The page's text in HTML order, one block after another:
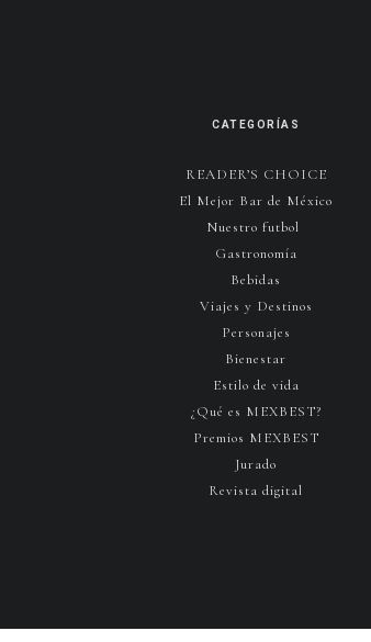
CATEGORÍAS
READER’S CHOICE
El Mejor Bar de México
Nuestro futbol
Gastronomía
Bebidas
Viajes y Destinos
Personajes
Bienestar
Estilo de vida
¿Qué es MEXBEST?
Premios MEXBEST
Jurado
Revista digital